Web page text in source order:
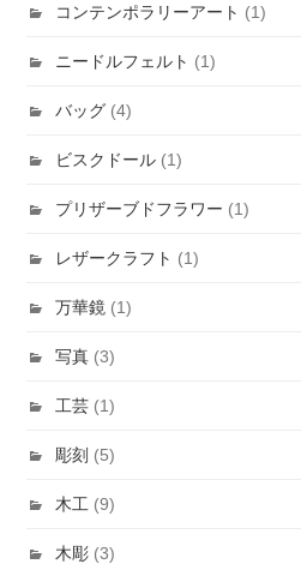
コンテンポラリーアート (1)
ニードルフェルト (1)
バッグ (4)
ビスクドール (1)
プリザーブドフラワー (1)
レザークラフト (1)
万華鏡 (1)
写真 (3)
工芸 (1)
彫刻 (5)
木工 (9)
木彫 (3)